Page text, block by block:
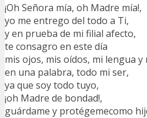
¡Oh Señora mía, oh Madre mía!,
yo me entrego del todo a Ti,
y en prueba de mi filial afecto,
te consagro en este día
mis ojos, mis oídos, mi lengua y
en una palabra, todo mi ser,
ya que soy todo tuyo,
¡oh Madre de bondad!,
guárdame y protégemecomo